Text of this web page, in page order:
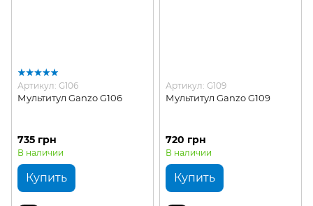
Артикул: G106
Мультитул Ganzo G106
735 грн
В наличии
Купить
Артикул: G109
Мультитул Ganzo G109
720 грн
В наличии
Купить